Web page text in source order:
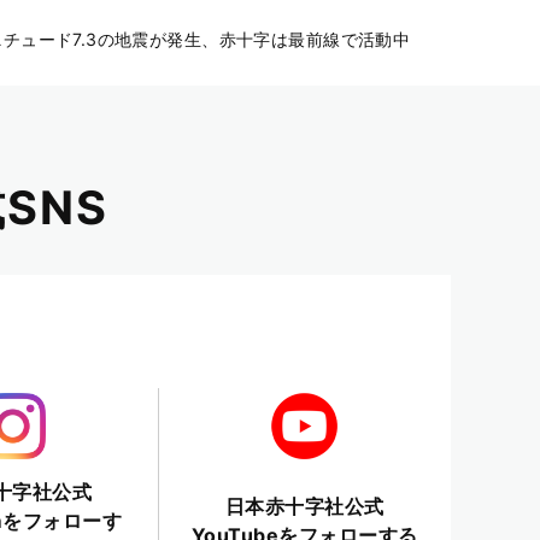
ュード7.3の地震が発生、赤十字は最前線で活動中
字社公式
フォローす
日本赤十字社公式
YouTubeをフォローする